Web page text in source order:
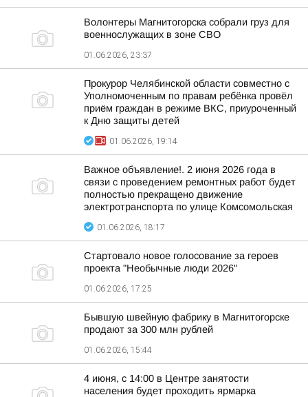
Волонтеры Магнитогорска собрали груз для
военнослужащих в зоне СВО
01.06.2026, 23:37
Прокурор Челябинской области совместно с
Уполномоченным по правам ребёнка провёл
приём граждан в режиме ВКС, приуроченный
к Дню защиты детей
01.06.2026, 19:14
Важное объявление!. 2 июня 2026 года в
связи с проведением ремонтных работ будет
полностью прекращено движение
электротранспорта по улице Комсомольская
01.06.2026, 18:17
Стартовало новое голосование за героев
проекта "Необычные люди 2026"
01.06.2026, 17:25
Бывшую швейную фабрику в Магнитогорске
продают за 300 млн рублей
01.06.2026, 15:44
4 июня, с 14:00 в Центре занятости
населения будет проходить ярмарка